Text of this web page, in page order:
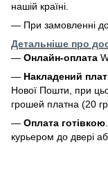
нашій країні.
— При замовленні
Детальніше про
— Онлайн-оплата
— Накладений
Нової Пошти, при
грошей платна (20
— Оплата готівкою
курьером до двері